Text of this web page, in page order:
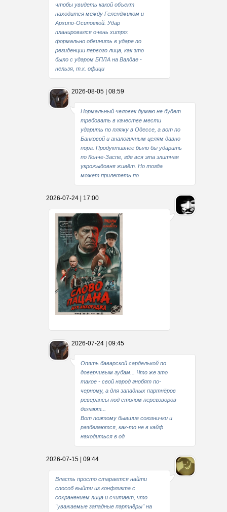
чтобы увидеть какой объект
находится между Геленджиком и
Архипо-Осиповкой. Удар
планировался очень хитро:
формально обвинить в ударе по
резиденции первого лица, как это
было с ударом БПЛА на Валдае -
нельзя, т.к. офици
2026-08-05 | 08:59
Нормальный человек думаю не будет
требовать в качестве мести
ударить по пляжу в Одессе, а вот по
Банковой и аналогичным целям давно
пора. Продуктивнее было бы ударить
по Конче-Заспе, где вся эта элитная
укрожыдовня живёт. Но тогда
может прилететь по
2026-07-24 | 17:00
В свое время
2026-07-24 | 09:45
Опять баварской сарделькой по
доверчивым губам... Что же это
такое - свой народ гнобят по-
черному, а для западных партнёров
реверансы под столом переговоров
делают...
Вот поэтому бывшие союзнички и
разбегаются, как-то не в кайф
находиться в од
2026-07-15 | 09:44
Власть просто старается найти
способ выйти из конфликта с
сохранением лица и считает, что
"уважаемые западные партнёры" на